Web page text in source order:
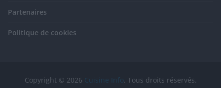
Partenaires
Politique de cookies
Copyright © 2026 Cuisine Info. Tous droits réservés.